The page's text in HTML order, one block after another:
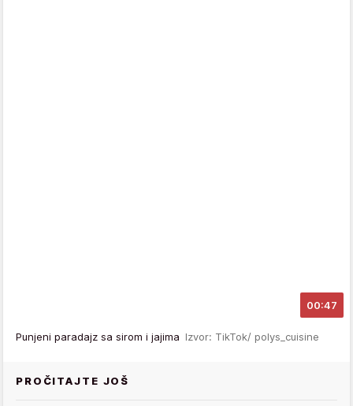
00:47
Punjeni paradajz sa sirom i jajima Izvor: TikTok/ polys_cuisine
PROČITAJTE JOŠ